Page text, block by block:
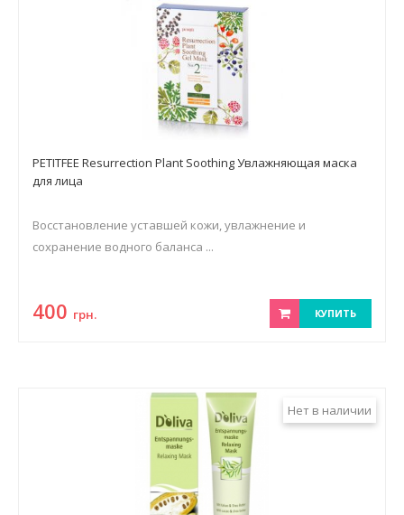
PETITFEE Resurrection Plant Soothing Увлажняющая маска
для лица
Восстановление уставшей кожи, увлажнение и
сохранение водного баланса ...
400 грн. КУПИТЬ
Нет в наличии